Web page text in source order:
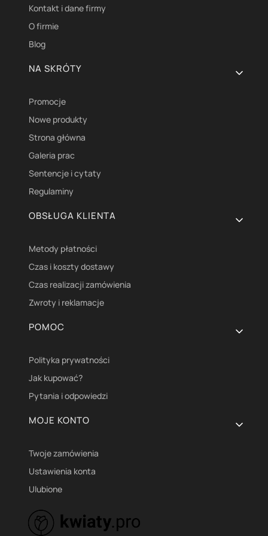
Kontakt i dane firmy
O firmie
Blog
NA SKRÓTY
Promocje
Nowe produkty
Strona główna
Galeria prac
Sentencje i cytaty
Regulaminy
OBSŁUGA KLIENTA
Metody płatności
Czas i koszty dostawy
Czas realizacji zamówienia
Zwroty i reklamacje
POMOC
Polityka prywatności
Jak kupować?
Pytania i odpowiedzi
MOJE KONTO
Twoje zamówienia
Ustawienia konta
Ulubione